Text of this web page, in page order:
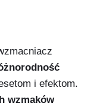
i efektom.
wzmaków